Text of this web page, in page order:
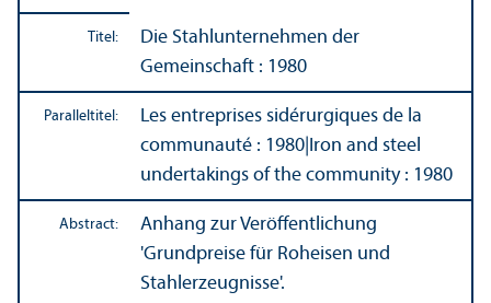
Titel:
Die Stahl­unter­nehmen der
Gemeinschaft : 1980
Paralleltitel:
Les entreprises sidérurgiques de la
communauté : 1980 Iron and steel
undertakings of the community : 1980
Abstract:
Anhang zur Veröffentlichung
'Grundpreise für Roheisen und
Stahlerzeugnisse'.